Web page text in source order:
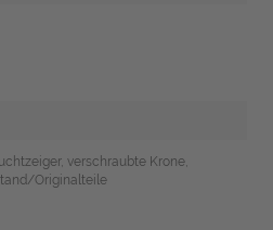
verschraubte Krone,
Originalteile